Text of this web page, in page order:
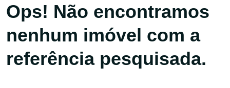
Ops! Não encontramos
nenhum imóvel com a
referência pesquisada.